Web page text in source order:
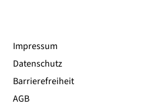
Impressum
Datenschutz
Barrierefreiheit
AGB